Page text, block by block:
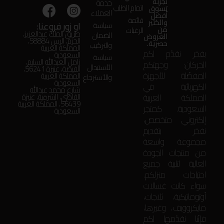
تسوق
أفضل
والكثير
من
العروض
حصرية.
بفخر نقدّم لكم
الحركان: وجهتكم
المفضّلة للأجهزة
الكهربائية في
المملكة العربية
السعودية. كمتجر
إلكتروني متخصص،
نفخر بتقديم
مجموعة واسعة
من منتجات الجودة
العالية لتلبية جميع
احتياجات منزلكم.
سواء كانت غسالات
أوتوماتيكية، ثلاجات،
مايكروويف، وغيرها،
فإنّنا نقدّمها لكم
اتمام الطلب
قائمة
الرغبات
خدمة
العملاء
سياسة
الضمان
والتركيب
سياسة
الأستبدال
والأسترجاع
او زور فروعنا:
طريق الملك عبدالعزيز،
الحزم، الرس 58884،
المملكة العربية
السعودية
زامل العبدالله السليم،
الفيضة، عنيزة 56241،
المملكة العربية
السعودية
شارع محمد عبدالله
القاضي، الشرقية، عنيزة
56439، المملكة العربية
السعودية